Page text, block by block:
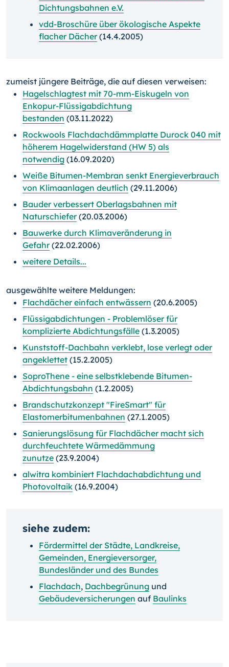
Dichtungsbahnen e.V.
vdd-Broschüre über ökologische Aspekte
flacher Dächer(14.4.2005)
zumeist jüngere Beiträge, die auf diesen verweisen:
Hagelschlagtest mit 70-mm-Eiskugeln von
Enkopur-Flüssigabdichtung
bestanden (03.11.2022)
Rockwools Flachdachdämmplatte Durock 040 mit
höherem Hagelwiderstand (HW 5) als
notwendig (16.09.2020)
Weiße Bitumen-Membran senkt Energieverbrauch
von Klimaanlagen deutlich (29.11.2006)
Bauder verbessert Oberlagsbahnen mit
Naturschiefer(20.03.2006)
Bauwerke durch Klimaveränderung in
Gefahr(22.02.2006)
weitere Details...
ausgewählte weitere Meldungen:
Flachdächer einfach entwässern (20.6.2005)
Flüssigabdichtungen - Problemlöser für
komplizierte Abdichtungsfälle (1.3.2005)
Kunststoff-Dachbahn verklebt, lose verlegt oder
angeklettet (15.2.2005)
SoproThene - eine selbstklebende Bitumen-
Abdichtungsbahn (1.2.2005)
Brandschutzkonzept "FireSmart" für
Elastomerbitumenbahnen (27.1.2005)
Sanierungslösung für Flachdächer macht sich
durchfeuchtete Wärmedämmung
zunutze (23.9.2004)
alwitra kombiniert Flachdachabdichtung und
Photovoltaik (16.9.2004)
siehe zudem:
Fördermittel der Städte, Landkreise,
Gemeinden, Energieversorger,
Bundesländer und des Bundes
Flachdach, Dachbegrünung und
Gebäudeversicherungen auf Baulinks